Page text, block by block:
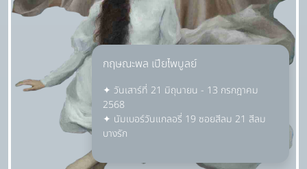
กฤษณะพล เปียไพบูลย์
✦ วันเสาร์ที่ 21 มิถุนายน - 13 กรกฎาคม
2568
✦ นัมเบอร์วันแกลอรี่ 19 ซอยสีลม 21 สีลม
บางรัก